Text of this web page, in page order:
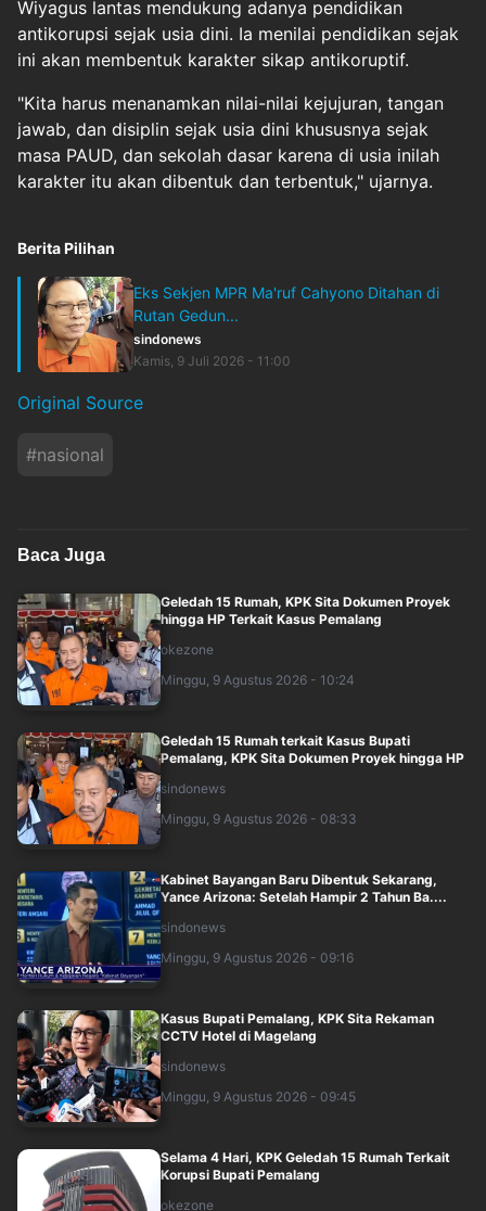
Wiyagus lantas mendukung adanya pendidikan
antikorupsi sejak usia dini. Ia menilai pendidikan sejak
ini akan membentuk karakter sikap antikoruptif.
"Kita harus menanamkan nilai-nilai kejujuran, tangan
jawab, dan disiplin sejak usia dini khususnya sejak
masa PAUD, dan sekolah dasar karena di usia inilah
karakter itu akan dibentuk dan terbentuk," ujarnya.
Berita Pilihan
Eks Sekjen MPR Ma'ruf Cahyono Ditahan di
Rutan Gedun...
sindonews
Kamis, 9 Juli 2026 - 11:00
Original Source
#nasional
Baca Juga
Geledah 15 Rumah, KPK Sita Dokumen Proyek
hingga HP Terkait Kasus Pemalang
okezone
Minggu, 9 Agustus 2026 - 10:24
Geledah 15 Rumah terkait Kasus Bupati
Pemalang, KPK Sita Dokumen Proyek hingga HP
sindonews
Minggu, 9 Agustus 2026 - 08:33
Kabinet Bayangan Baru Dibentuk Sekarang,
Yance Arizona: Setelah Hampir 2 Tahun Ba....
sindonews
Minggu, 9 Agustus 2026 - 09:16
Kasus Bupati Pemalang, KPK Sita Rekaman
CCTV Hotel di Magelang
sindonews
Minggu, 9 Agustus 2026 - 09:45
Selama 4 Hari, KPK Geledah 15 Rumah Terkait
Korupsi Bupati Pemalang
okezone